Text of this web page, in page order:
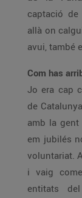
captació
allà on
avui, també
Com has
Jo era cap
de
amb la gent
em jubilés
voluntariat.
i vaig
entitats